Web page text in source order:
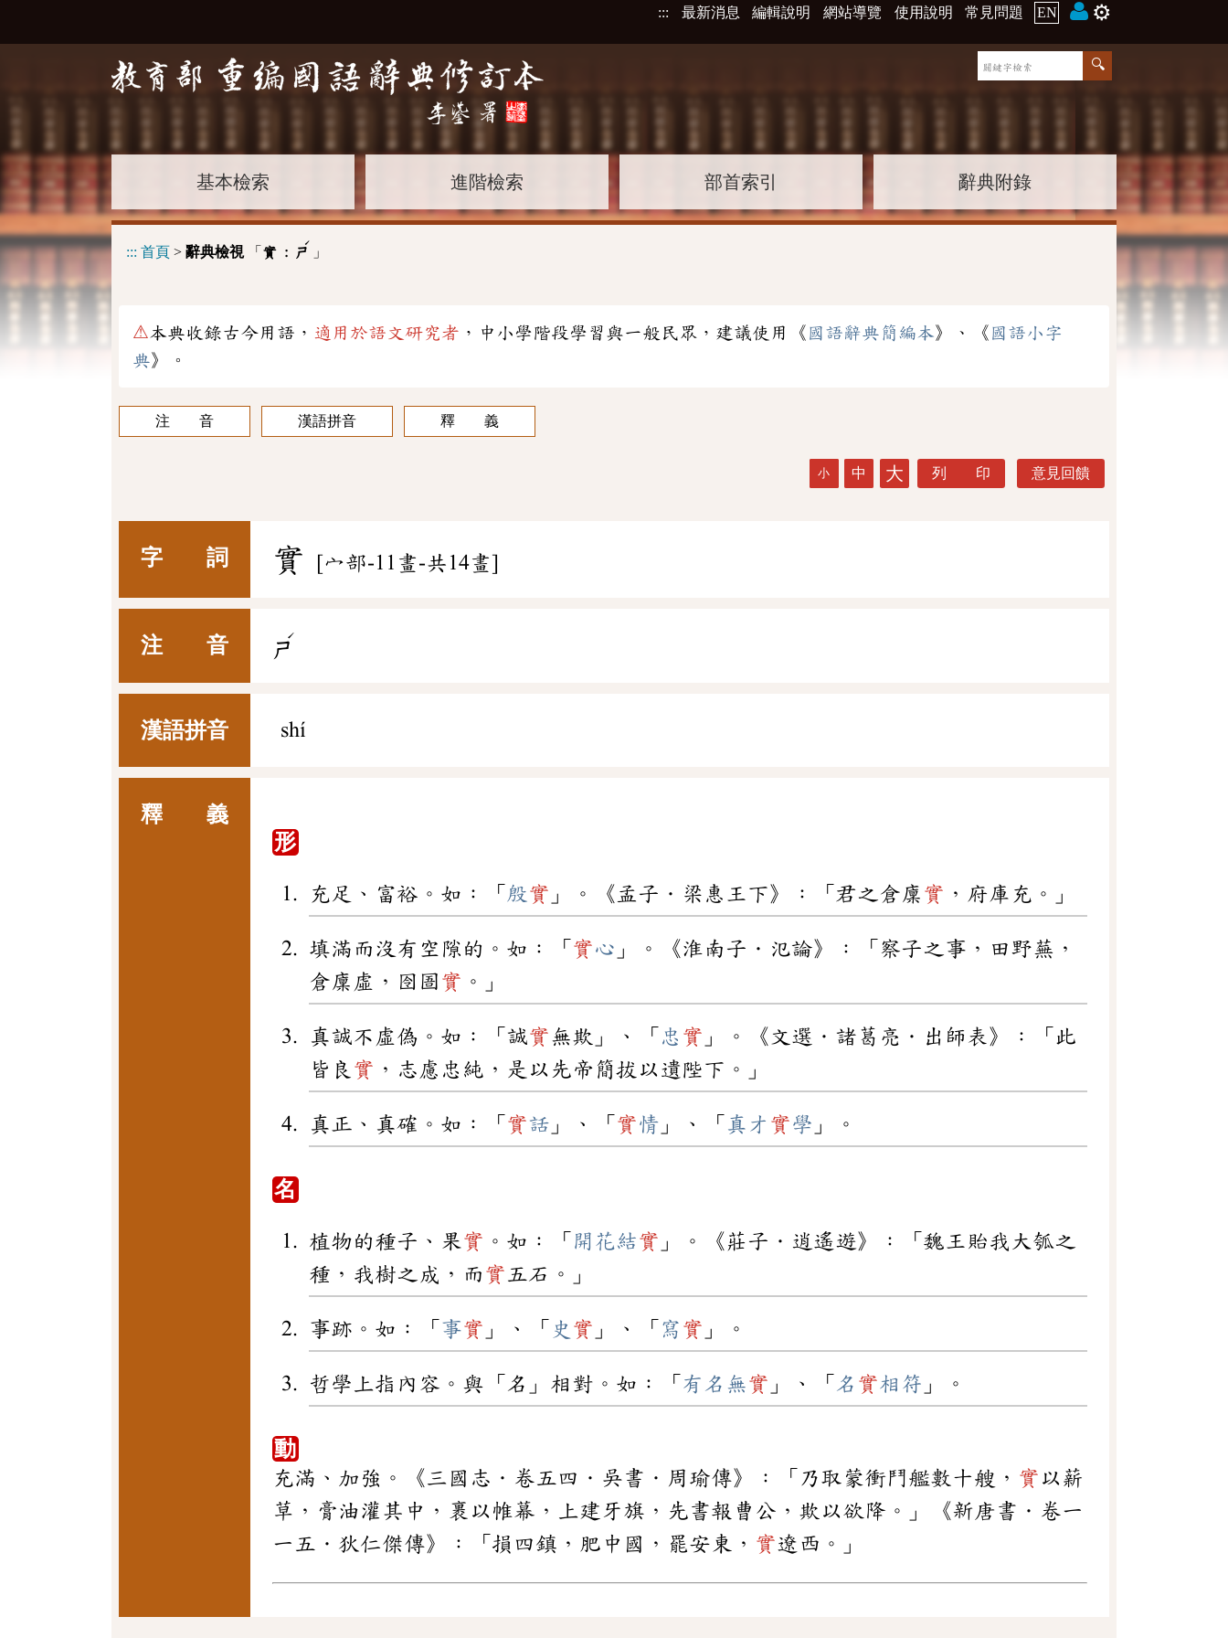
::: 最新消息 編輯說明 網站導覽 使用說明 常見問題 EN ⚙️
基本檢索 進階檢索 部首索引 辭典附錄
::: 首頁 > 辭典檢視「 實 : ㄕ
ˊ
」
⚠本典收錄古今用語， 適用於語文研究者 ，中小學階段學習與一般民眾，建議使用《 國語辭典簡編本》、《 國語小字
典》。
注 音 漢語拼音 釋 義
小 中 大 列 印 意見回饋
字 詞 實 [宀部-11畫-共14畫]
注 音 ㄕ
ˊ
漢語拼音 shí
釋 義
形
充足、富裕。如：「 殷實 」。《孟子．梁惠王下》：「君之倉廩 實 ，府庫充。」
填滿而沒有空隙的。如：「 實心 」。《淮南子．氾論》：「察子之事，田野蕪，
倉廩虛，囹圄 實 。」
真誠不虛偽。如：「誠實無欺」、「 忠 實 」。《文選．諸葛亮．出師表》：「此
皆良 實 ，志慮忠純，是以先帝簡拔以遺陛下。」
真正、真確。如：「 實話 」、「 實情 」、「 真才 實學 」。
名
植物的種子、果 實 。如：「 開花結實 」。《莊子．逍遙遊》：「魏王貽我大瓠之
種，我樹之成，而 實 五石。」
事跡。如：「 事實 」、「 史 實 」、「 寫 實 」。
哲學上指內容。與「名」相對。如：「 有名無實 」、「 名 實相符 」。
動
充滿、加強。《三國志．卷五四．吳書．周瑜傳》：「乃取蒙衝鬥艦數十艘， 實 以薪
草，膏油灌其中，裹以帷幕，上建牙旗，先書報曹公，欺以欲降。」《新唐書．卷一
一五．狄仁傑傳》：「損四鎮，肥中國，罷安東， 實遼西。」